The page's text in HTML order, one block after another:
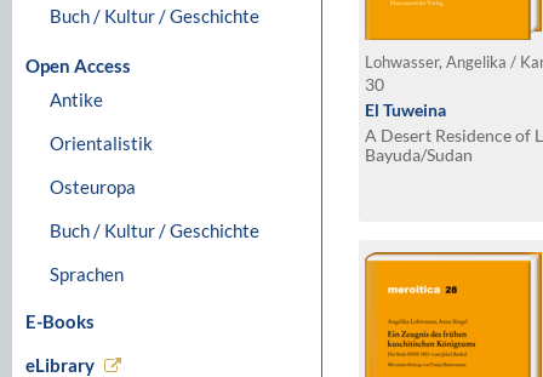
Buch / Kultur / Geschichte
Open Access
Antike
Orientalistik
Osteuropa
Buch / Kultur / Geschichte
Sprachen
E-Books
eLibrary
Lohwasser, Angelika /
30
El Tuweina
A Desert Residence of
Bayuda/Sudan